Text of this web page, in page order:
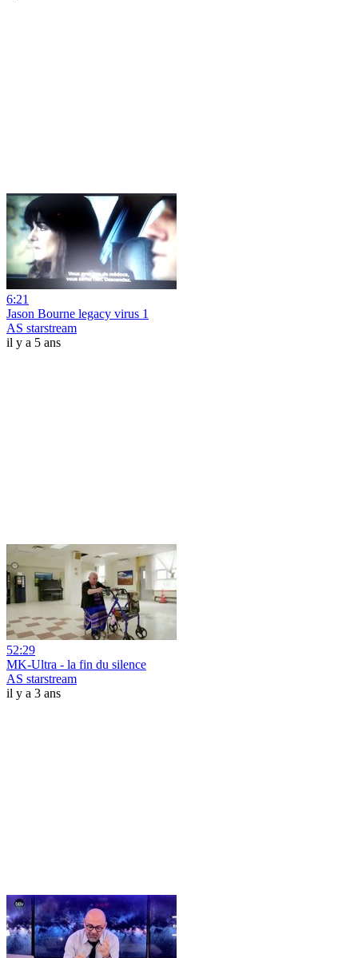
6:21
Jason Bourne legacy virus 1
AS starstream
il y a 5 ans
52:29
MK-Ultra - la fin du silence
AS starstream
il y a 3 ans